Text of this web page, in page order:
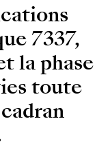
7337,
la phase
toute